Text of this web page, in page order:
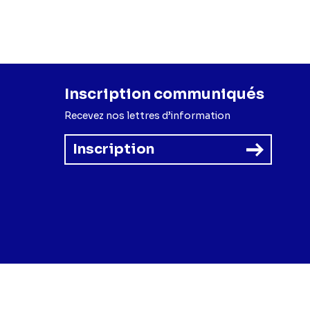
Inscription communiqués
Recevez nos lettres d’information
Inscription